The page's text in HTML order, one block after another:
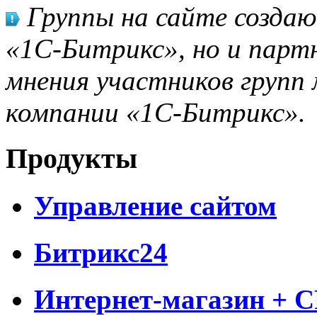
Группы на сайте
«1С-Битрикс», но и
мнения участников
компании «1С-Битрикс».
Продукты
Управление сайтом
Битрикс24
Интернет-магазин +